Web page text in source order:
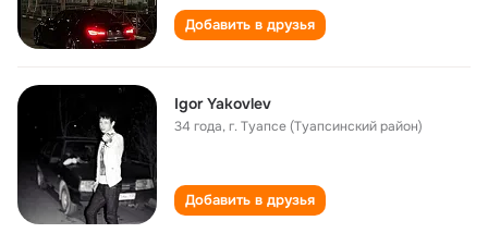
Добавить в друзья
Igor Yakovlev
34 года,г. Туапсе (Туапсинский район)
Добавить в друзья